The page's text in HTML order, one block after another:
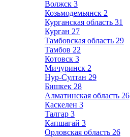
Волжск 3
Козьмодемьянск 2
Курганская область 31
Курган 27
Тамбовская область 29
Тамбов 22
Котовск 3
Мичуринск 2
Нур-Султан 29
Бишкек 28
Алматинская область 26
Каскелен 3
Талгар 3
Капшагай 3
Орловская область 26